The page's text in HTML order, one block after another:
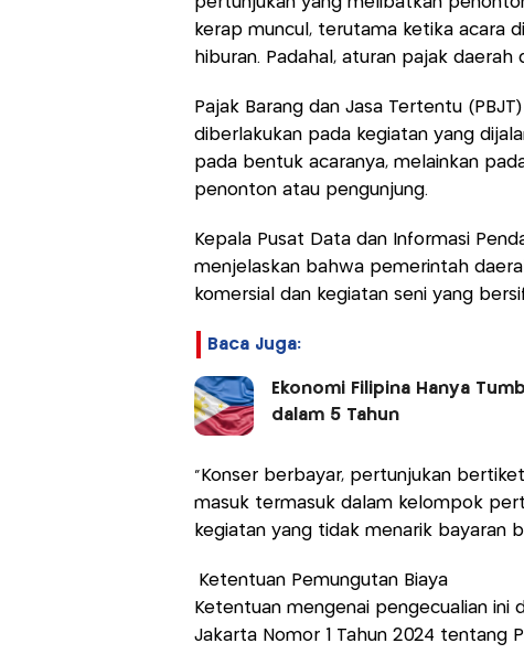
kerap muncul, terutama ketika acara
hiburan. Padahal, aturan pajak
Pajak Barang dan Jasa Tertentu
diberlakukan pada kegiatan yang
pada bentuk acaranya, melainkan
penonton atau pengunjung.
Kepala Pusat Data dan Informasi
menjelaskan bahwa pemerintah
komersial dan kegiatan seni yang
Baca Juga:
Ekonomi Filipina Hanya
dalam 5 Tahun
“Konser berbayar, pertunjukan
masuk termasuk dalam kelompok
kegiatan yang tidak menarik bayaran
Ketentuan Pemungutan Biaya
Ketentuan mengenai pengecualian ini
Jakarta Nomor 1 Tahun 2024 tentang